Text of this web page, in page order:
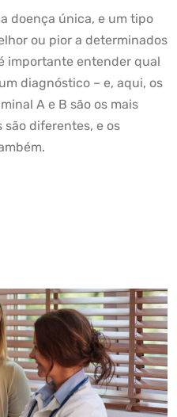
doença única, e um tipo
ou pior a determinados
importante entender qual
diagnóstico – e, aqui, os
A e B são os mais
são diferentes, e os